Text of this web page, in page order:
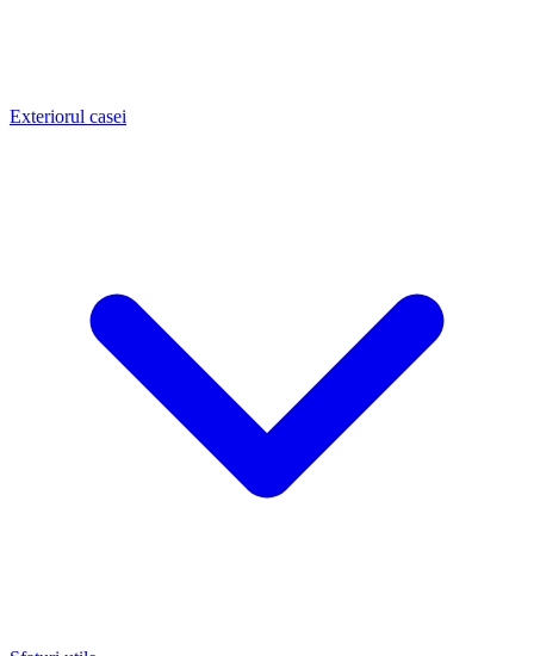
Exteriorul casei